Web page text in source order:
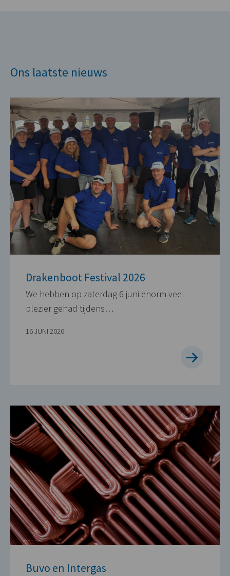
Ons laatste nieuws
Drakenboot Festival 2026
We hebben op zaterdag 6 juni enorm veel
plezier gehad tijdens…
16 JUNI 2026
Buvo en Intergas